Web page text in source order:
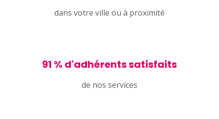
dans votre ville ou à proximité
91 % d'adhérents satisfaits
de nos services